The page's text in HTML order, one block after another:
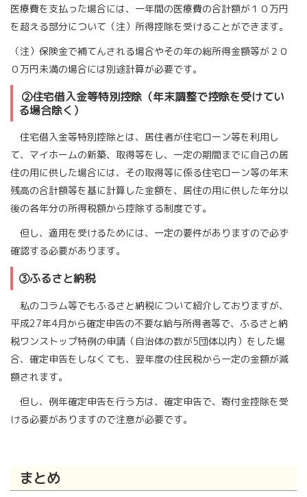
医療費を支払った場合には、一年間の医療費の合計額が１０万円
を超える部分について（注）所得控除を受けることができます。
（注）保険金で補てんされる場合やその年の総所得金額等が２０
０万円未満の場合には別途計算が必要です。
②住宅借入金等特別控除（年末調整で控除を受けてい
る場合除く）
住宅借入金等特別控除とは、居住者が住宅ローン等を利用し
て、マイホームの新築、取得等をし、一定の期間までに自己の居
住の用に供した場合には、その取得等に係る住宅ローン等の年末
残高の合計額等を基に計算した金額を、居住の用に供した年分以
後の各年分の所得税額から控除する制度です。
但し、適用を受けるためには、一定の要件がありますので必ず
確認する必要があります。
③ふるさと納税
私のコラム等でもふるさと納税について紹介しておりますが、
平成27年4月から確定申告の不要な給与所得者等で、ふるさと納
税ワンストップ特例の申請（自治体の数が5団体以内）をした場
合、確定申告をしなくても、翌年度の住民税から一定の金額が減
額されます。
但し、例年確定申告を行う方は、確定申告で、寄付金控除を受
ける必要がありますので注意が必要です。
まとめ